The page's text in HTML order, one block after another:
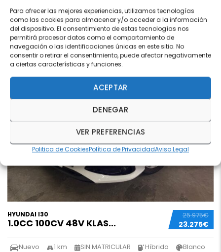
Para ofrecer las mejores experiencias, utilizamos tecnologías
como las cookies para almacenar y/o acceder a la información
del dispositivo. El consentimiento de estas tecnologías nos
permitirá procesar datos como el comportamiento de
navegación o las identificaciones únicas en este sitio. No
consentir o retirar el consentimiento, puede afectar negativamente
a ciertas características y funciones.
ACEPTAR
DENEGAR
VER PREFERENCIAS
Politica de CookiesPolítica de PrivacidadAviso Legal
Manual
Eco (azul/verde) 60 meses
QUEDA 1 16
25.975€
23.275€
HYUNDAI I30
1.0CC 100CV 48V KLAS...
Nuevo 1 km SIN MATRICULAR Híbrido
Blanco